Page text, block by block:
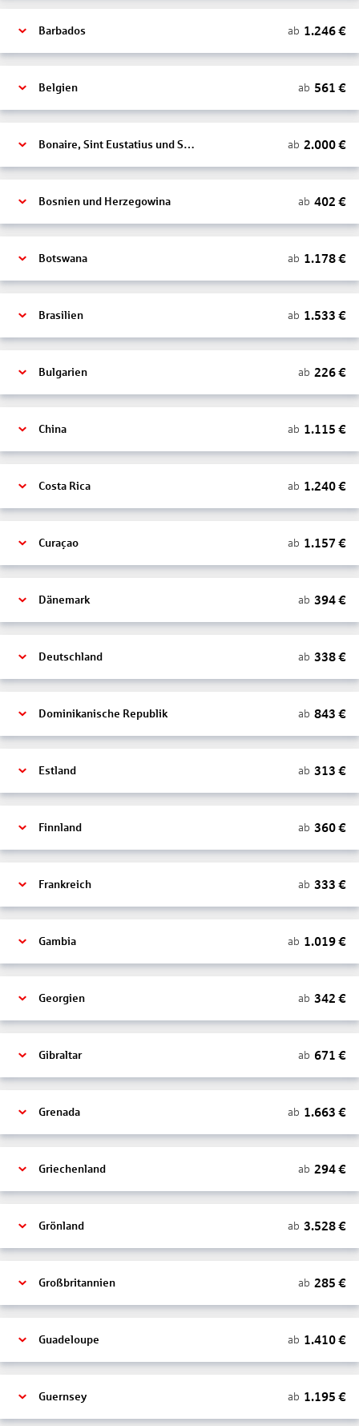
Barbados ab 1.246€
Belgien ab 561 €
Bonaire, Sint Eustatius und Saba ab 2.000€
Bosnien und Herzegowina ab 402 €
Botswana ab 1.178€
Brasilien ab 1.533 €
Bulgarien ab 226€
China ab 1.115 €
Costa Rica ab 1.240€
Curaçao ab 1.157 €
Dänemark ab 394€
Deutschland ab 338€
Dominikanische Republik ab 843 €
Estland ab 313 €
Finnland ab 360€
Frankreich ab 333 €
Gambia ab 1.019€
Georgien ab 342 €
Gibraltar ab 671 €
Grenada ab 1.663 €
Griechenland ab 294€
Grönland ab 3.528€
Großbritannien ab 285 €
Guadeloupe ab 1.410€
Guernsey ab 1.195 €